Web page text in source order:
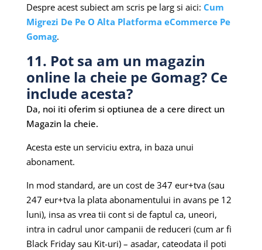
Despre acest subiect am scris pe larg si aici: Cum
Migrezi De Pe O Alta Platforma eCommerce Pe
Gomag.
11. Pot sa am un magazin
online la cheie pe Gomag? Ce
include acesta?
Da, noi iti oferim si optiunea de a cere direct un
Magazin la cheie.
Acesta este un serviciu extra, in baza unui
abonament.
In mod standard, are un cost de 347 eur+tva (sau
247 eur+tva la plata abonamentului in avans pe 12
luni), insa as vrea tii cont si de faptul ca, uneori,
intra in cadrul unor campanii de reduceri (cum ar fi
Black Friday sau Kit-uri) – asadar, cateodata il poti